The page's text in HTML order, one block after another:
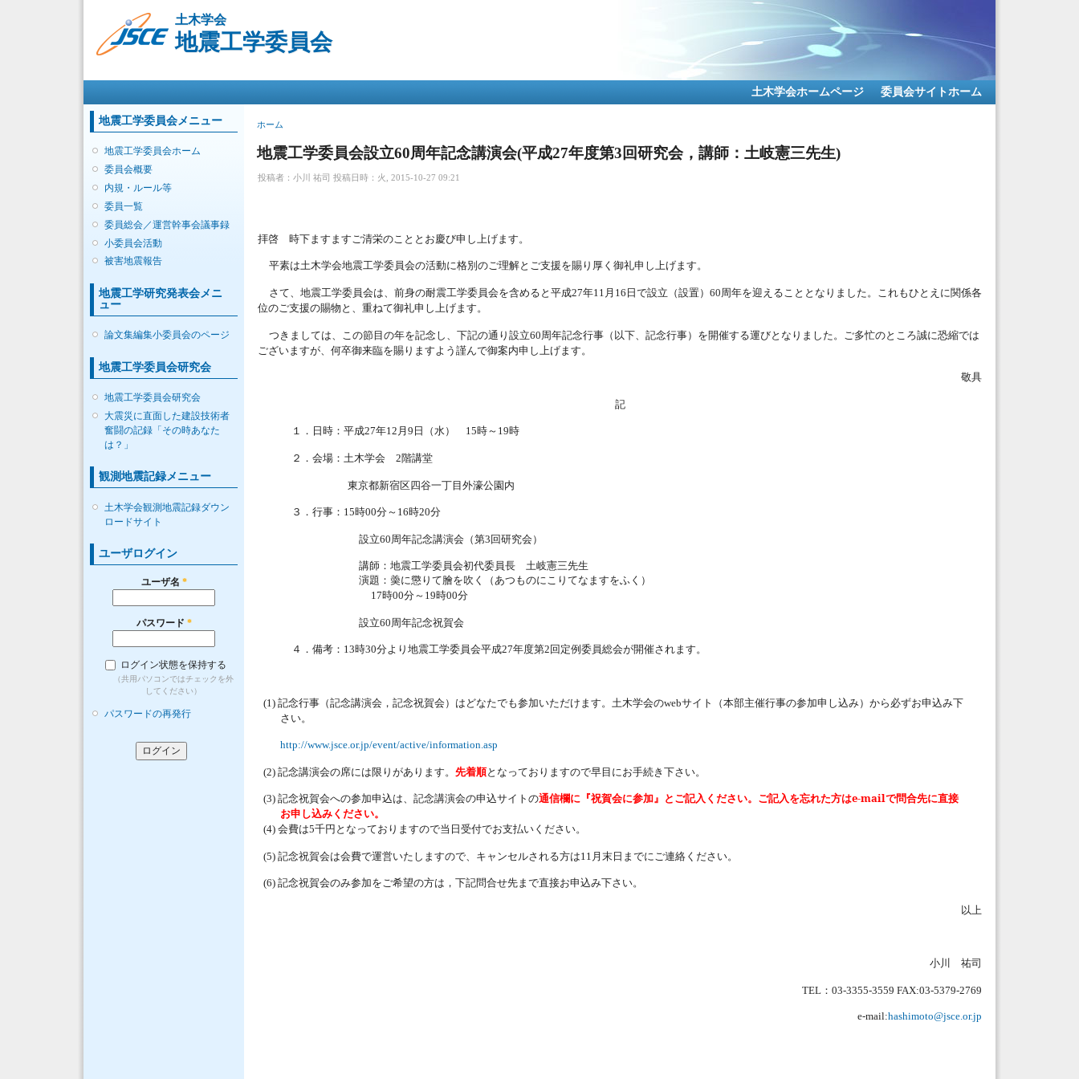
移
動
土木学会
地震工学委員会
土木学会ホームページ 委員会サイトホーム
地震工学委員会メニュー
地震工学委員会ホーム
委員会概要
内規・ルール等
委員一覧
委員総会／運営幹事会議事録
小委員会活動
被害地震報告
地震工学研究発表会メニ
ュー
論文集編集小委員会のページ
地震工学委員会研究会
地震工学委員会研究会
大震災に直面した建設技術者
奮闘の記録「その時あなた
は？」
観測地震記録メニュー
土木学会観測地震記録ダウン
ロードサイト
ユーザログイン
ユーザ名 *
パスワード *
ログイン状態を保持する
（共用パソコンではチェックを外
してください）
パスワードの再発行
現在地
ホーム
地震工学委員会設立60周年記念講演会(平成27年度第3回研究会，講師：土岐憲三先生)
投稿者： 小川 祐司 投稿日時：火, 2015-10-27 09:21
拝啓 時下ますますご清栄のこととお慶び申し上げます。
平素は土木学会地震工学委員会の活動に格別のご理解とご支援を賜り厚く御礼申し上げます。
さて、地震工学委員会は、前身の耐震工学委員会を含めると平成27年11 月 16 日で設立（設置） 60周年を迎えることとなりました。これもひとえに関係各
位のご支援の賜物と、重ねて御礼申し上げます。
つきましては、この節目の年を記念し、下記の通り設立60周年記念行事（以下、記念行事）を開催する運びとなりました。 ご多忙のところ誠に恐縮では
ございますが、 何卒御来臨を賜りますよう謹んで御案内申し上げます。
敬具
記
１．日時：平成27年12 月9 日（水） 15時～ 19時
２．会場：土木学会 2階講堂
東京都新宿区四谷一丁目外濠公園内
３．行事： 15時00分～ 16時20分
設立60周年記念講演会（第3回研究会）
講師：地震工学委員会初代委員長 土岐憲三先生
演題：羮に懲りて膾を吹く（あつものにこりてなますをふく）
17時00分～ 19時00分
設立60周年記念祝賀会
４．備考： 13時30分より地震工学委員会平成27年度第2回定例委員総会が開催されます。
(1) 記念行事（記念講演会，記念祝賀会）はどなたでも参加いただけます。土木学会のwebサイト（本部主催行事の参加申し込み）から必ずお申込み下
さい。
http://www.jsce.or.jp/event/active/information.asp
(2) 記念講演会の席には限りがあります。 先着順となっておりますので早目にお手続き下さい。
(3) 記念祝賀会への参加申込は、記念講演会の申込サイトの通信欄に『祝賀会に参加』とご記入ください。 ご記入を忘れた方はe-mailで問合先に直接
お申し込みください。
(4) 会費は5千円となっておりますので当日受付でお支払いください。
(5) 記念祝賀会は会費で運営いたしますので、キャンセルされる方は11 月末日までにご連絡ください。
(6) 記念祝賀会のみ参加をご希望の方は，下記問合せ先まで直接お申込み下さい。
以上
小川 祐司
TEL ： 03-3355-3559 FAX:03-5379-2769
e-mail:hashimoto@jsce.or.jp